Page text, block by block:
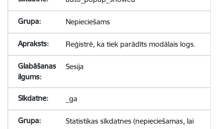
Nepieciešams
Reģistrē, ka tiek parādīts modālais logs.
Sesija
_ga
Statistikas sīkdatnes (nepieciešamas, lai